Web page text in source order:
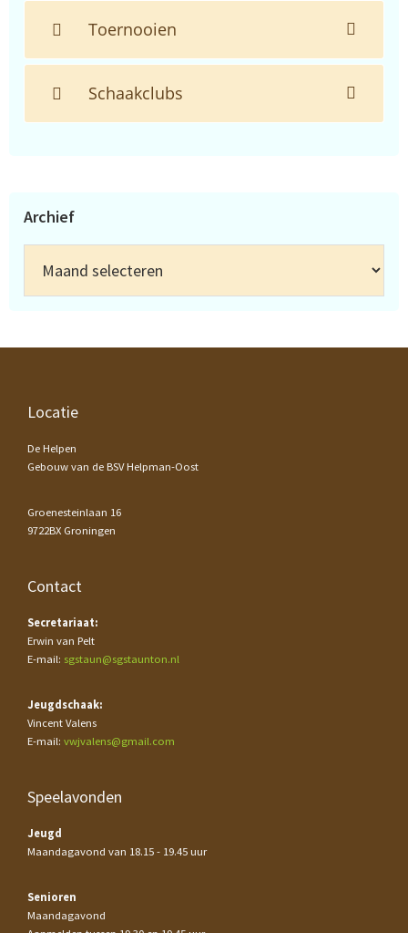
Toernooien
Schaakclubs
Archief
Footer
Locatie
De Helpen
Gebouw van de BSV Helpman-Oost
Groenesteinlaan 16
9722BX Groningen
Contact
Secretariaat:
Erwin van Pelt
E-mail: sgstaun@sgstaunton.nl
Jeugdschaak:
Vincent Valens
E-mail: vwjvalens@gmail.com
Speelavonden
Jeugd
Maandagavond van 18.15 - 19.45 uur
Senioren
Maandagavond